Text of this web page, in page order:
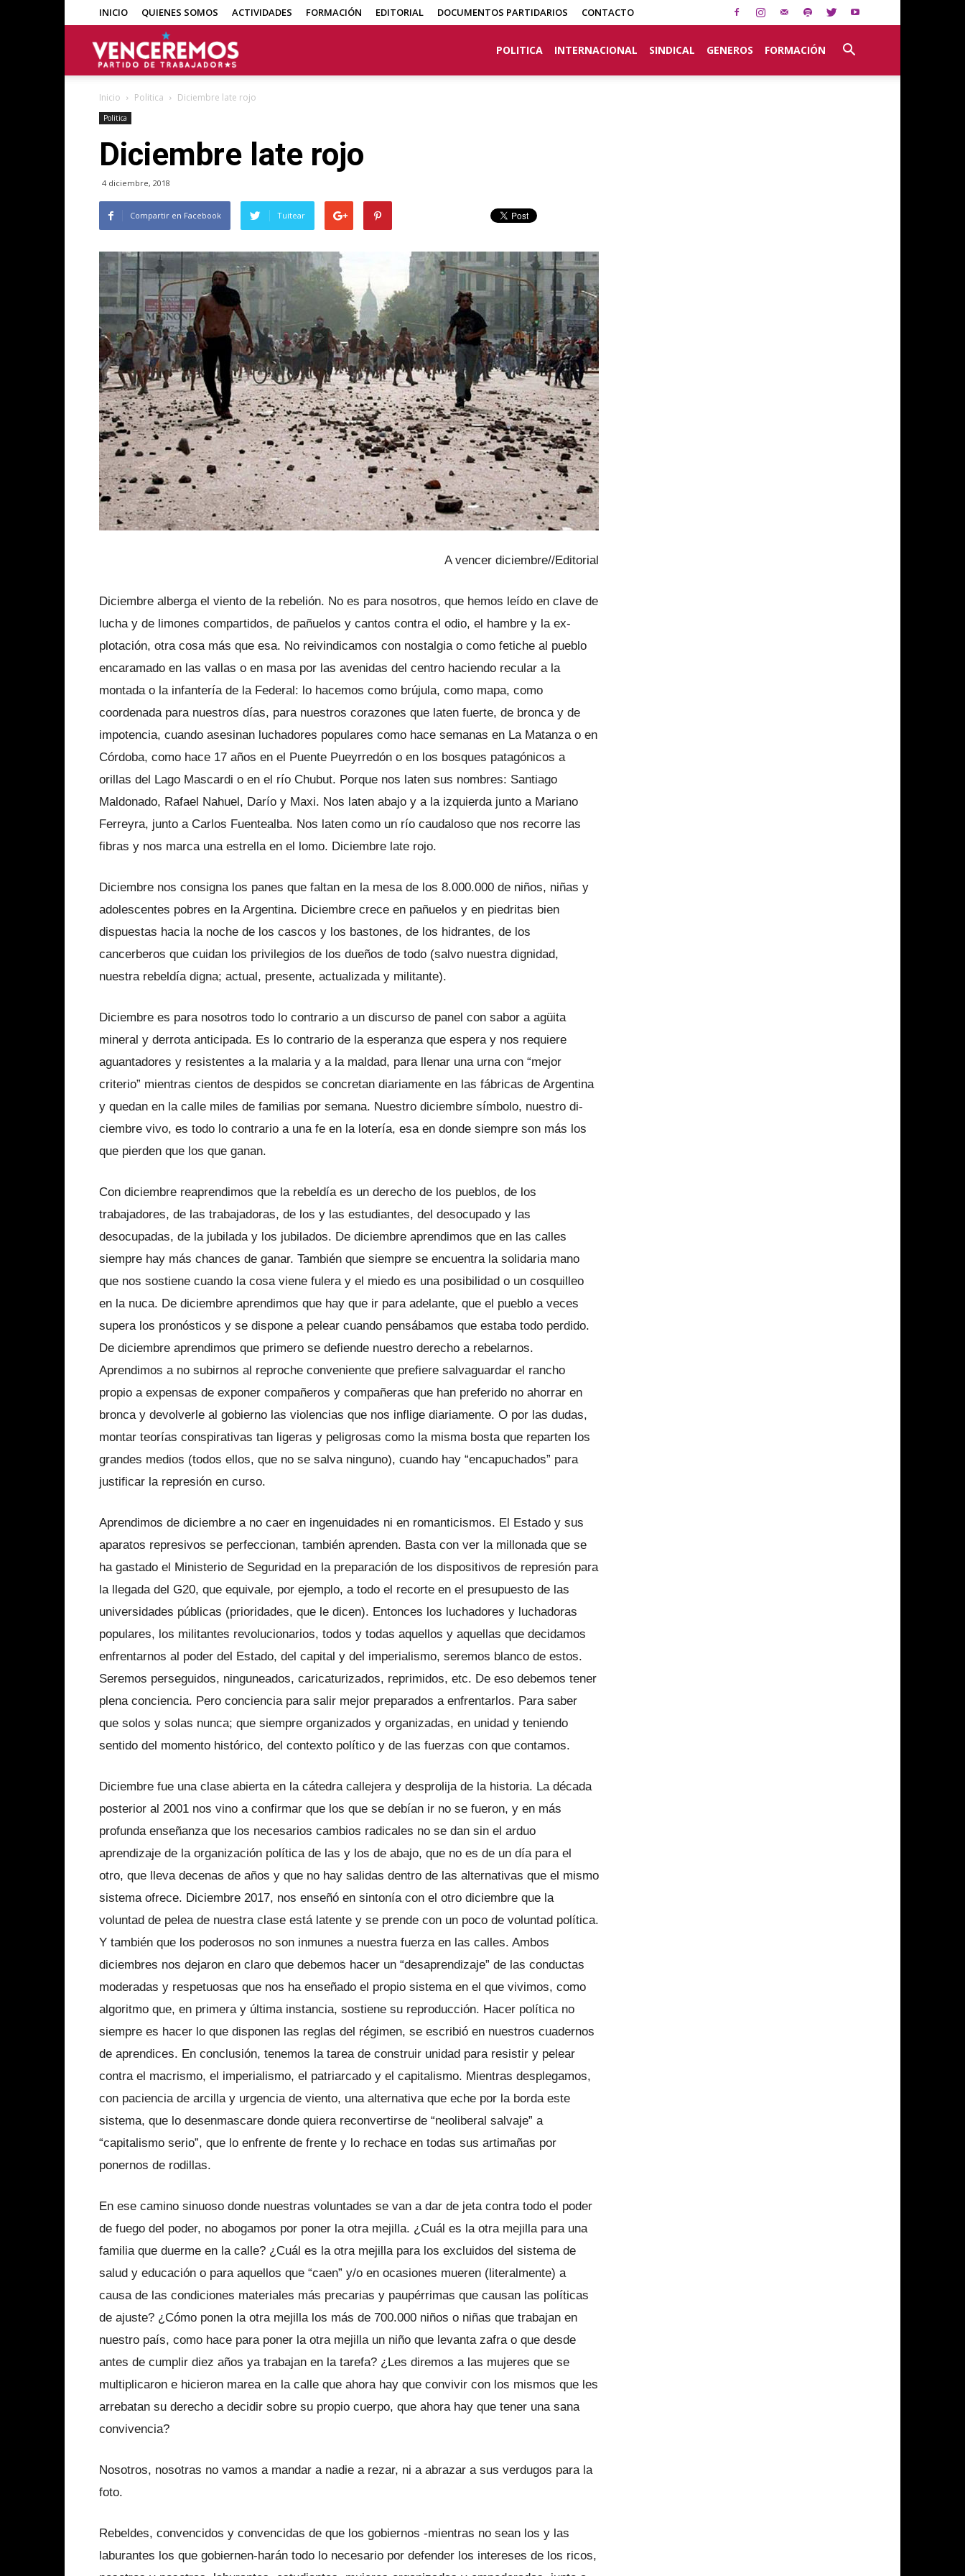
INICIO QUIENES SOMOS ACTIVIDADES FORMACIÓN EDITORIAL DOCUMENTOS PARTIDARIOS CONTACTO
POLITICA INTERNACIONAL SINDICAL GENEROS FORMACIÓN
Inicio Politica Diciembre late rojo
Politica
Diciembre late rojo
4 diciembre, 2018
Compartir en Facebook Tuitear
A vencer diciembre//Editorial
Diciembre alberga el viento de la rebelión. No es para nosotros, que hemos leído en clave de
lucha y de limones compartidos, de pañuelos y cantos contra el odio, el hambre y la ex­
plotación, otra cosa más que esa. No rei­vindicamos con nostalgia o como fetiche al pueblo
encaramado en las vallas o en masa por las avenidas del centro hacien­do recular a la
montada o la infantería de la Federal: lo hacemos como brúju­la, como mapa, como
coordenada para nuestros días, para nuestros corazones que laten fuerte, de bronca y de
impo­tencia, cuando asesinan luchadores po­pulares como hace semanas en La Ma­tanza o en
Córdoba, como hace 17 años en el Puente Pueyrredón o en los bosques patagónicos a
orillas del Lago Mascardi o en el río Chubut. Porque nos laten sus nombres: Santiago
Maldonado, Rafael Nahuel, Darío y Maxi. Nos laten abajo y a la izquierda junto a Mariano
Ferre­yra, junto a Carlos Fuentealba. Nos laten como un río caudaloso que nos recorre las
fibras y nos marca una estrella en el lomo. Diciembre late rojo.
Diciembre nos consigna los panes que faltan en la mesa de los 8.000.000 de ni­ños, niñas y
adolescentes pobres en la Argentina. Diciembre crece en pañuelos y en piedritas bien
dispuestas hacia la noche de los cascos y los bastones, de los hidrantes, de los
cancerberos que cuidan los privilegios de los dueños de todo (salvo nuestra dignidad,
nuestra rebeldía digna; actual, presente, actualizada y militante).
Diciembre es para nosotros todo lo contrario a un discurso de panel con sabor a agüita
mineral y derrota anticipada. Es lo contrario de la esperanza que espera y nos requiere
aguantadores y resistentes a la malaria y a la maldad, para llenar una urna con “mejor
criterio” mientras cien­tos de despidos se concretan diariamen­te en las fábricas de Argentina
y quedan en la calle miles de familias por semana. Nuestro diciembre símbolo, nuestro di­
ciembre vivo, es todo lo contrario a una fe en la lotería, esa en donde siempre son más los
que pierden que los que ganan.
Con diciembre reaprendimos que la rebeldía es un derecho de los pueblos, de los
trabajadores, de las trabajadoras, de los y las estudiantes, del desocupado y las
desocupadas, de la jubilada y los jubi­lados. De diciembre aprendimos que en las calles
siempre hay más chances de ganar. También que siempre se encuen­tra la solidaria mano
que nos sostiene cuando la cosa viene fulera y el miedo es una posibilidad o un cosquilleo
en la nuca. De diciembre aprendimos que hay que ir para adelante, que el pueblo a ve­ces
supera los pronósticos y se dispone a pelear cuando pensábamos que estaba todo perdido.
De diciembre aprendimos que primero se defiende nuestro derecho a rebelarnos.
Aprendimos a no subirnos al reproche conveniente que prefiere sal­vaguardar el rancho
propio a expensas de exponer compañeros y compañeras que han preferido no ahorrar en
bron­ca y devolverle al gobierno las violen­cias que nos inflige diariamente. O por las dudas,
montar teorías conspirativas tan ligeras y peligrosas como la misma bosta que reparten los
grandes medios (todos ellos, que no se salva ninguno), cuando hay “encapuchados” para
justifi­car la represión en curso.
Aprendimos de diciembre a no caer en ingenuidades ni en romanticismos. El Estado y sus
aparatos represivos se per­feccionan, también aprenden. Basta con ver la millonada que se
ha gastado el Mi­nisterio de Seguridad en la preparación de los dispositivos de represión para
la llegada del G20, que equivale, por ejem­plo, a todo el recorte en el presupuesto de las
universidades públicas (prioridades, que le dicen). Entonces los luchadores y luchadoras
populares, los militantes re­volucionarios, todos y todas aquellos y aquellas que decidamos
enfrentarnos al poder del Estado, del capital y del impe­rialismo, seremos blanco de estos.
Sere­mos perseguidos, ninguneados, caricatu­rizados, reprimidos, etc. De eso debemos tener
plena conciencia. Pero conciencia para salir mejor preparados a enfrentar­los. Para saber
que solos y solas nunca; que siempre organizados y organizadas, en unidad y teniendo
sentido del mo­mento histórico, del contexto político y de las fuerzas con que contamos.
Diciembre fue una clase abierta en la cátedra callejera y desprolija de la histo­ria. La década
posterior al 2001 nos vino a confirmar que los que se debían ir no se fueron, y en más
profunda enseñanza que los necesarios cambios radicales no se dan sin el arduo
aprendizaje de la or­ganización política de las y los de abajo, que no es de un día para el
otro, que lle­va decenas de años y que no hay salidas dentro de las alternativas que el mismo
sistema ofrece. Diciembre 2017, nos en­señó en sintonía con el otro diciembre que la
voluntad de pelea de nuestra clase está latente y se prende con un poco de voluntad política.
Y también que los po­derosos no son inmunes a nuestra fuer­za en las calles. Ambos
diciembres nos dejaron en claro que debemos hacer un “desaprendizaje” de las conductas
mode­radas y respetuosas que nos ha enseñado el propio sistema en el que vivimos, como
algoritmo que, en primera y última ins­tancia, sostiene su reproducción. Hacer política no
siempre es hacer lo que dis­ponen las reglas del régimen, se escribió en nuestros cuadernos
de aprendices. En conclusión, tenemos la tarea de construir unidad para resistir y pelear
contra el macrismo, el imperialismo, el patriarca­do y el capitalismo. Mientras desplega­mos,
con paciencia de arcilla y urgencia de viento, una alternativa que eche por la borda este
sistema, que lo desenmascare donde quiera reconvertirse de “neoliberal salvaje” a
“capitalismo serio”, que lo en­frente de frente y lo rechace en todas sus artimañas por
ponernos de rodillas.
En ese camino sinuoso donde nues­tras voluntades se van a dar de jeta con­tra todo el poder
de fuego del poder, no abogamos por poner la otra mejilla. ¿Cuál es la otra mejilla para una
familia que duerme en la calle? ¿Cuál es la otra meji­lla para los excluidos del sistema de
salud y educación o para aquellos que “caen” y/o en ocasiones mueren (literalmente) a
causa de las condiciones materiales más precarias y paupérrimas que causan las políticas
de ajuste? ¿Cómo ponen la otra mejilla los más de 700.000 niños o niñas que trabajan en
nuestro país, como hace para poner la otra mejilla un niño que le­vanta zafra o que desde
antes de cumplir diez años ya trabajan en la tarefa? ¿Les diremos a las mujeres que se
multiplica­ron e hicieron marea en la calle que aho­ra hay que convivir con los mismos que les
arrebatan su derecho a decidir sobre su propio cuerpo, que ahora hay que tener una sana
convivencia?
Nosotros, nosotras no vamos a man­dar a nadie a rezar, ni a abrazar a sus ver­dugos para la
foto.
Rebeldes, convencidos y convencidas de que los gobiernos -mientras no sean los y las
laburantes los que gobiernen-harán todo lo necesario por defender los intereses de los ricos,